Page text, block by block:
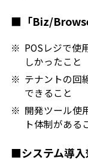
■「Biz/
POSレジで使
しかったこと
テナントの回
できること
開発ツール使
ト体制がある
■システム導入